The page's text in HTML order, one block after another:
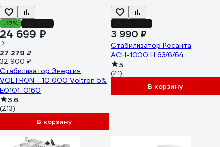
-17%
24 699 ₽
27 279 ₽
32 900 ₽
Стабилизатор Энергия
VOLTRON - 10 000 Voltron 5%
Е0101-0160
3.6
(213)
В корзину
3 990 ₽
Стабилизатор Ресанта
АСН-1000 Н 63/6/64
5
(21)
В корзину